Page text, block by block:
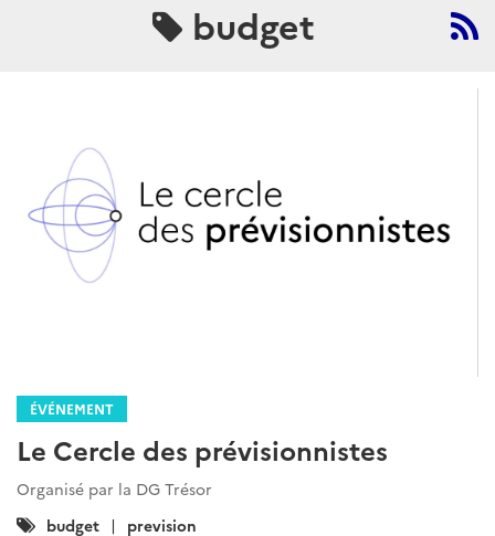
budget
ÉVÉNEMENT
Le Cercle des prévisionnistes
Organisé par la DG Trésor
Catégories
budget prevision